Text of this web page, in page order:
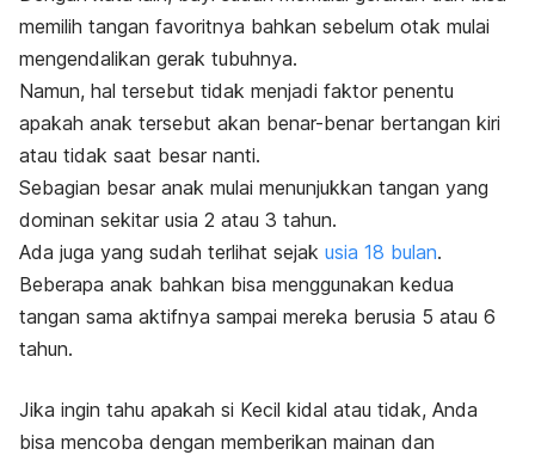
memilih tangan favoritnya bahkan sebelum otak mulai
mengendalikan gerak tubuhnya.
Namun, hal tersebut tidak menjadi faktor penentu
apakah anak tersebut akan benar-benar bertangan kiri
atau tidak saat besar nanti.
Sebagian besar anak mulai menunjukkan tangan yang
dominan sekitar usia 2 atau 3 tahun.
Ada juga yang sudah terlihat sejak usia 18 bulan.
Beberapa anak bahkan bisa menggunakan kedua
tangan sama aktifnya sampai mereka berusia 5 atau 6
tahun.
Jika ingin tahu apakah si Kecil kidal atau tidak, Anda
bisa mencoba dengan memberikan mainan dan